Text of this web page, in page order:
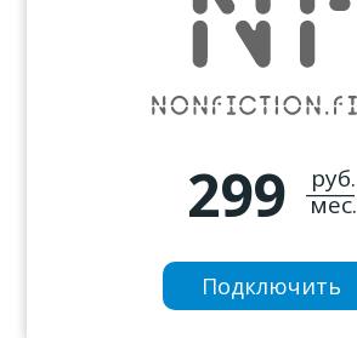
299 руб.
_____
мес.
Подключить